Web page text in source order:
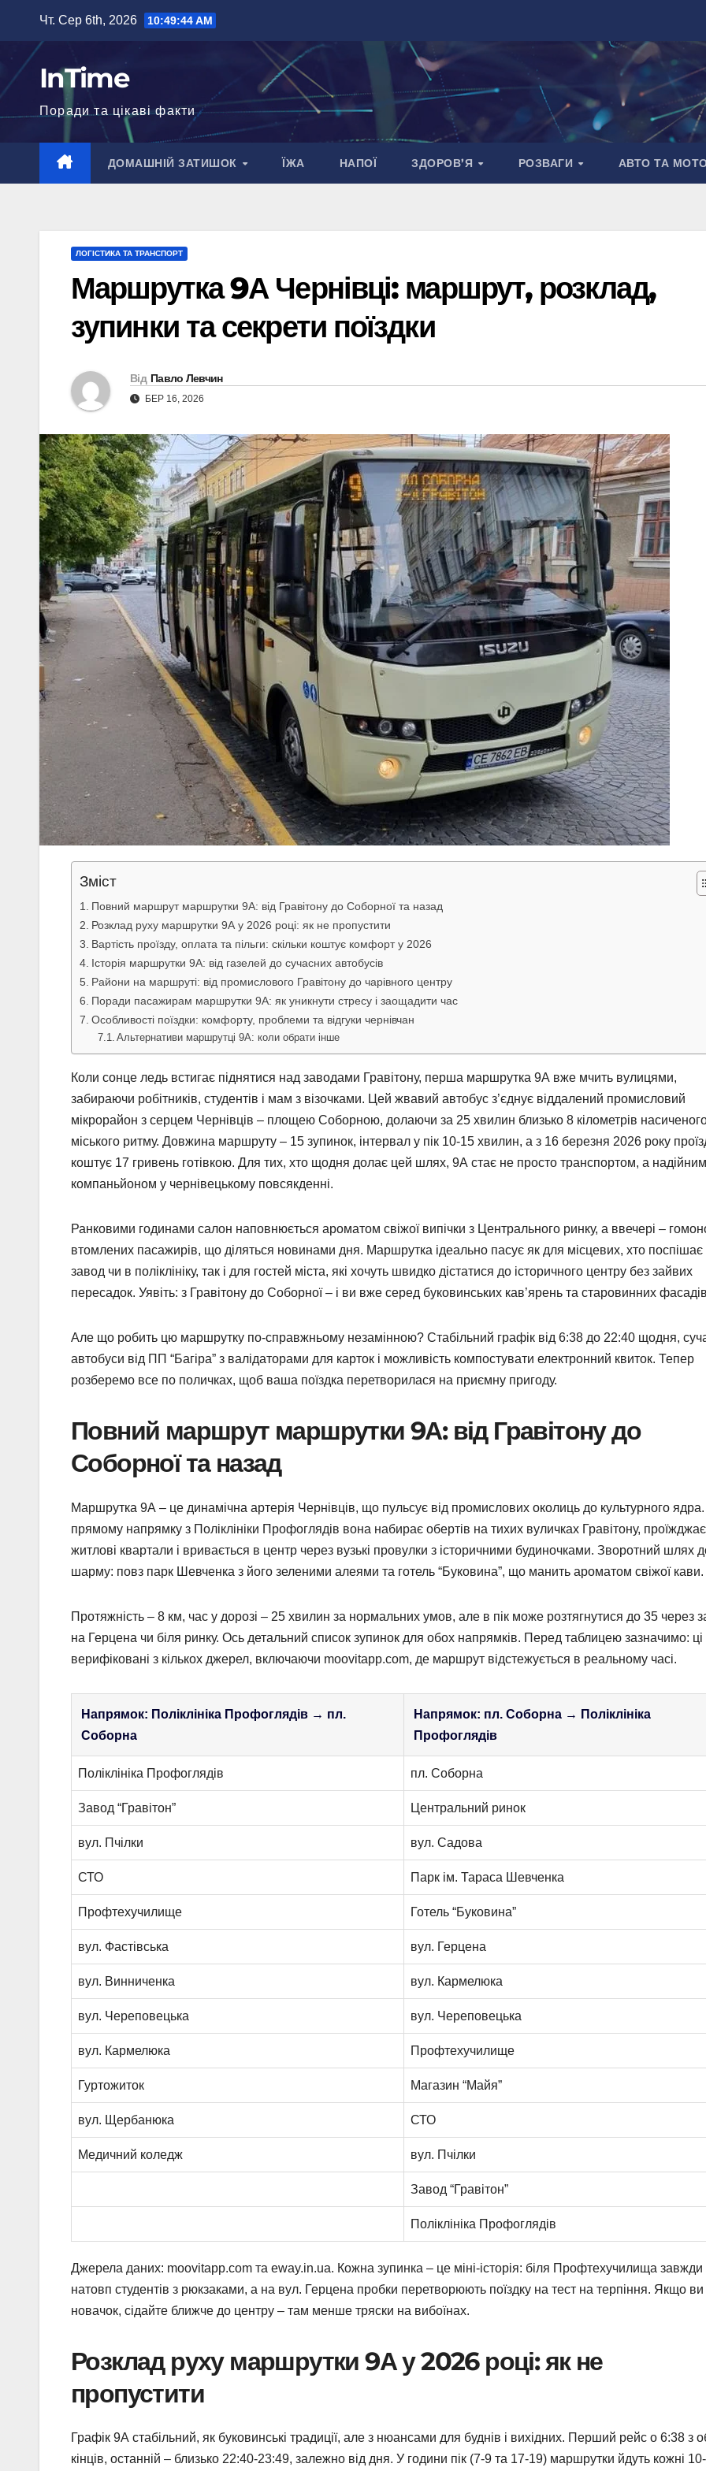
вмісту
Чт. Сер 6th, 2026 10:49:45 AM
InTime
Поради та цікаві факти
ДОМАШНІЙ ЗАТИШОК ЇЖА НАПОЇ ЗДОРОВ’Я РОЗВАГИ АВТО ТА
ЛОГІСТИКА ТА ТРАНСПОРТ
Маршрутка 9А Чернівці: маршрут, розклад,
зупинки та секрети поїздки
Від Павло Левчин
БЕР 16, 2026
Зміст
Повний маршрут маршрутки 9А: від Гравітону до Соборної та назад
Розклад руху маршрутки 9А у 2026 році: як не пропустити
Вартість проїзду, оплата та пільги: скільки коштує комфорт у 2026
Історія маршрутки 9А: від газелей до сучасних автобусів
Райони на маршруті: від промислового Гравітону до чарівного центру
Поради пасажирам маршрутки 9А: як уникнути стресу і заощадити час
Особливості поїздки: комфорту, проблеми та відгуки чернівчан
Альтернативи маршрутці 9А: коли обрати інше
Коли сонце ледь встигає піднятися над заводами Гравітону, перша маршрутка 9А вже мчить вулицями,
забираючи робітників, студентів і мам з візочками. Цей жвавий автобус з’єднує віддалений промисловий
мікрорайон з серцем Чернівців – площею Соборною, долаючи за 25 хвилин близько 8 кілометрів
міського ритму. Довжина маршруту – 15 зупинок, інтервал у пік 10-15 хвилин, а з 16 березня 2026 року
коштує 17 гривень готівкою. Для тих, хто щодня долає цей шлях, 9А стає не просто транспортом, а надійним
компаньйоном у чернівецькому повсякденні.
Ранковими годинами салон наповнюється ароматом свіжої випічки з Центрального ринку, а ввечері –
втомлених пасажирів, що діляться новинами дня. Маршрутка ідеально пасує як для місцевих, хто поспішає
завод чи в поліклініку, так і для гостей міста, які хочуть швидко дістатися до історичного центру без зайвих
пересадок. Уявіть: з Гравітону до Соборної – і ви вже серед буковинських кав’ярень та старовинних
Але що робить цю маршрутку по-справжньому незамінною? Стабільний графік від 6:38 до 22:40 щодня,
автобуси від ПП “Багіра” з валідаторами для карток і можливість компостувати електронний квиток. Тепер
розберемо все по поличках, щоб ваша поїздка перетворилася на приємну пригоду.
Повний маршрут маршрутки 9А: від Гравітону до
Соборної та назад
Маршрутка 9А – це динамічна артерія Чернівців, що пульсує від промислових околиць до культурного
прямому напрямку з Поліклініки Профоглядів вона набирає обертів на тихих вуличках Гравітону, проїжджає
житлові квартали і вривається в центр через вузькі провулки з історичними будиночками. Зворотний шлях
шарму: повз парк Шевченка з його зеленими алеями та готель “Буковина”, що манить ароматом свіжої кави.
Протяжність – 8 км, час у дорозі – 25 хвилин за нормальних умов, але в пік може розтягнутися до 35 через
на Герцена чи біля ринку. Ось детальний список зупинок для обох напрямків. Перед таблицею зазначимо: ці
верифіковані з кількох джерел, включаючи moovitapp.com, де маршрут відстежується в реальному часі.
Напрямок: Поліклініка Профоглядів → пл.
Соборна
Напрямок: пл. Соборна → Поліклініка
Профоглядів
Поліклініка Профоглядів пл. Соборна
Завод “Гравітон” Центральний ринок
вул. Пчілки вул. Садова
СТО Парк ім. Тараса Шевченка
Профтехучилище Готель “Буковина”
вул. Фастівська вул. Герцена
вул. Винниченка вул. Кармелюка
вул. Череповецька вул. Череповецька
вул. Кармелюка Профтехучилище
Гуртожиток Магазин “Майя”
вул. Щербанюка СТО
Медичний коледж вул. Пчілки
Завод “Гравітон”
Поліклініка Профоглядів
Джерела даних: moovitapp.com та eway.in.ua. Кожна зупинка – це міні-історія: біля Профтехучилища завжди
натовп студентів з рюкзаками, а на вул. Герцена пробки перетворюють поїздку на тест на терпіння. Якщо ви
новачок, сідайте ближче до центру – там менше тряски на вибоїнах.
Розклад руху маршрутки 9А у 2026 році: як не
пропустити
Графік 9А стабільний, як буковинські традиції, але з нюансами для буднів і вихідних. Перший рейс о 6:38 з
кінців, останній – близько 22:40-23:49, залежно від дня. У години пік (7-9 та 17-19) маршрутки йдуть кожні